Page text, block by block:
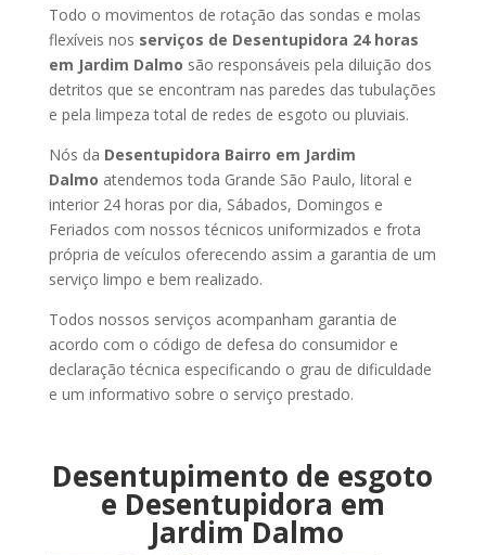
Todo o movimentos de rotação das sondas e molas
flexíveis nos serviços de Desentupidora 24 horas
em Jardim Dalmo são responsáveis pela diluição dos
detritos que se encontram nas paredes das tubulações
e pela limpeza total de redes de esgoto ou pluviais.
Nós da Desentupidora Bairro em Jardim
Dalmo atendemos toda Grande São Paulo, litoral e
interior 24 horas por dia, Sábados, Domingos e
Feriados com nossos técnicos uniformizados e frota
própria de veículos oferecendo assim a garantia de um
serviço limpo e bem realizado.
Todos nossos serviços acompanham garantia de
acordo com o código de defesa do consumidor e
declaração técnica especificando o grau de dificuldade
e um informativo sobre o serviço prestado.
Desentupimento de esgoto
e Desentupidora em
Jardim Dalmo